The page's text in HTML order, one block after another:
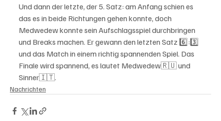
Und dann der letzte, der 5. Satz: am Anfang schien es
das es in beide Richtungen gehen konnte, doch
Medwedew konnte sein Aufschlagsspiel durchbringen
und Breaks machen. Er gewann den letzten Satz 6️⃣:3️⃣
und das Match in einem richtig spannenden Spiel. Das
Finale wird spannend, es lautet Medwedew🇷🇺 und
Sinner🇮🇹.
Nachrichten